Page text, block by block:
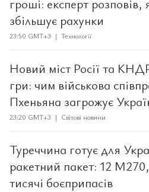
гроші: експерт
збільшує рахунки
23:50 GMT+3 | Технології
Новий міст Росії та
гри: чим військова
Пхеньяна загрожує
23:20 GMT+3 | Світові новини
Туреччина готує для
ракетний пакет: 12
тисячі боєприпасів